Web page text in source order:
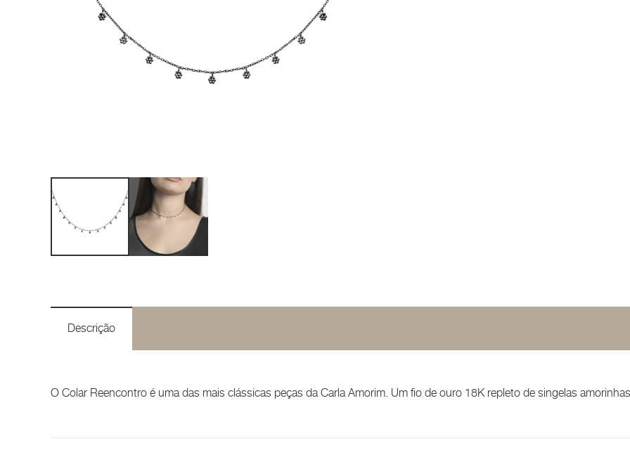
Descrição
O Colar Reencontro é uma das mais clássicas peças da Carla Amorim. Um fio de ouro 18K repleto de singelas